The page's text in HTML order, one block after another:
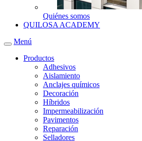
Quiénes somos
QUILOSA ACADEMY
Menú
Productos
Adhesivos
Aislamiento
Anclajes químicos
Decoración
Híbridos
Impermeabilización
Pavimentos
Reparación
Selladores